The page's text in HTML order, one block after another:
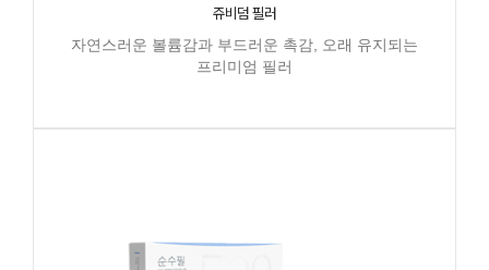
쥬비덤 필러
자연스러운 볼륨감과 부드러운 촉감, 오래 유지되는
프리미엄 필러